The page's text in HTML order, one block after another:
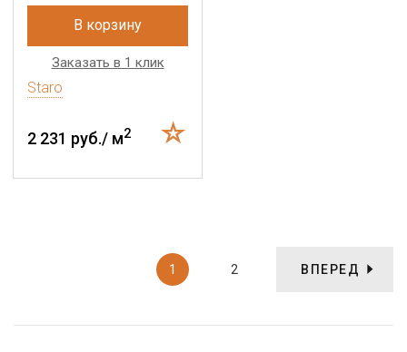
В корзину
Заказать в 1 клик
Staro
2 231 руб./ м2
1 2 ВПЕРЕД